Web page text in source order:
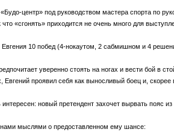
центр» под руководством мастера спорта по
«сгонять» приходится не очень много для
10 побед (4-нокаутом, 2 сабмишном и 4
уверенно стоять на ногах и вести бой в
проявил себя как выносливый боец и,
новый претендент захочет вырвать пояс
мыслями о предоставленном ему шансе: